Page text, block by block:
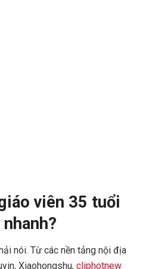
viên 35 tuổi
nói. Từ các nền tảng nội địa
Xiaohongshu, cliphotnew